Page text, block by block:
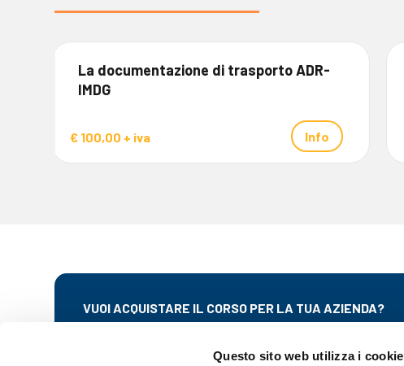
Questo sito web utilizza i cookie
La documentazione di trasporto ADR-
IMDG
€ 100,00 + iva Info
VUOI ACQUISTARE IL CORSO PER LA TUA AZIENDA?